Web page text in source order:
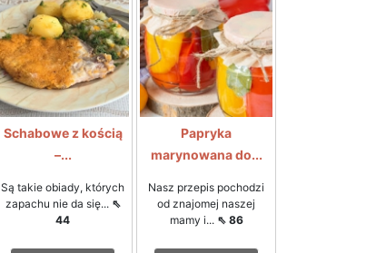
Schabowe z kością
–...
Są takie obiady, których
zapachu nie da się... ⇖
44
Papryka
marynowana do...
Nasz przepis pochodzi
od znajomej naszej
mamy i... ⇖ 86